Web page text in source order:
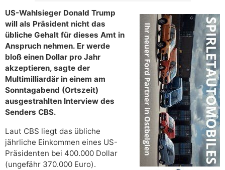
US-Wahlsieger Donald Trump
will als Präsident nicht das
übliche Gehalt für dieses Amt in
Anspruch nehmen. Er werde
bloß einen Dollar pro Jahr
akzeptieren, sagte der
Multimilliardär in einem am
Sonntagabend (Ortszeit)
ausgestrahlten Interview des
Senders CBS.
Laut CBS liegt das übliche
jährliche Einkommen eines US-
Präsidenten bei 400.000 Dollar
(ungefähr 370.000 Euro).